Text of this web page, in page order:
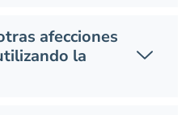
afecciones
la